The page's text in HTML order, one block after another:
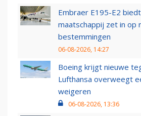
Embraer E195-E2
maatschappij zet in op
bestemmingen
06-08-2026, 14:27
Boeing krijgt nieuwe
Lufthansa overweegt
weigeren
06-08-2026, 13:36